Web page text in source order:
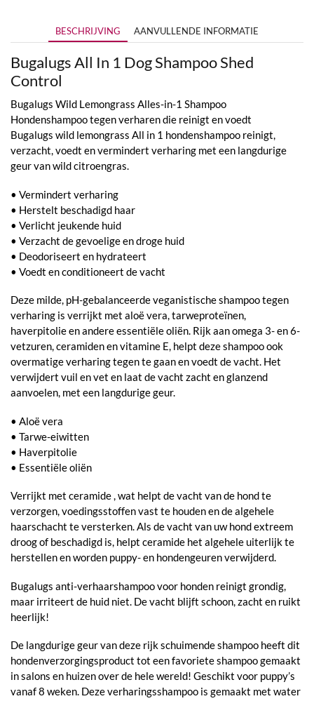
BESCHRIJVING AANVULLENDE INFORMATIE
Bugalugs All In 1 Dog Shampoo Shed
Control
Bugalugs Wild Lemongrass Alles-in-1 Shampoo
Hondenshampoo tegen verharen die reinigt en voedt
Bugalugs wild lemongrass All in 1 hondenshampoo reinigt,
verzacht, voedt en vermindert verharing met een langdurige
geur van wild citroengras.
• Vermindert verharing
• Herstelt beschadigd haar
• Verlicht jeukende huid
• Verzacht de gevoelige en droge huid
• Deodoriseert en hydrateert
• Voedt en conditioneert de vacht
Deze milde, pH-gebalanceerde veganistische shampoo tegen
verharing is verrijkt met aloë vera, tarweproteïnen,
haverpitolie en andere essentiële oliën. Rijk aan omega 3- en 6-
vetzuren, ceramiden en vitamine E, helpt deze shampoo ook
overmatige verharing tegen te gaan en voedt de vacht. Het
verwijdert vuil en vet en laat de vacht zacht en glanzend
aanvoelen, met een langdurige geur.
• Aloë vera
• Tarwe-eiwitten
• Haverpitolie
• Essentiële oliën
Verrijkt met ceramide , wat helpt de vacht van de hond te
verzorgen, voedingsstoffen vast te houden en de algehele
haarschacht te versterken. Als de vacht van uw hond extreem
droog of beschadigd is, helpt ceramide het algehele uiterlijk te
herstellen en worden puppy- en hondengeuren verwijderd.
Bugalugs anti-verhaarshampoo voor honden reinigt grondig,
maar irriteert de huid niet. De vacht blijft schoon, zacht en ruikt
heerlijk!
De langdurige geur van deze rijk schuimende shampoo heeft dit
hondenverzorgingsproduct tot een favoriete shampoo gemaakt
in salons en huizen over de hele wereld! Geschikt voor puppy’s
vanaf 8 weken. Deze verharingsshampoo is gemaakt met water